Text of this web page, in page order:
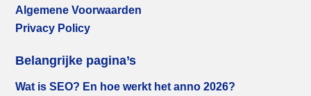
Algemene Voorwaarden
Privacy Policy
Belangrijke pagina’s
Wat is SEO? En hoe werkt het anno 2026?